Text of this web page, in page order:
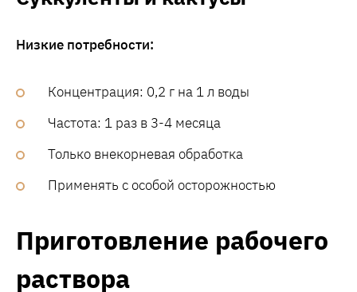
Низкие потребности:
Концентрация: 0,2 г на 1 л воды
Частота: 1 раз в 3-4 месяца
Только внекорневая обработка
Применять с особой осторожностью
Приготовление рабочего
раствора